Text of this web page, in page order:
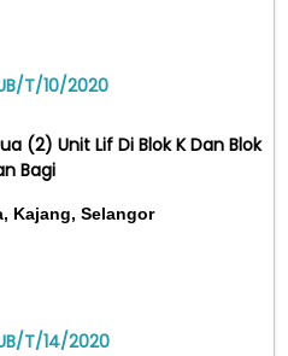
UB/T/10/2020
(2) Unit Lif Di Blok K Dan Blok
Bagi
Kajang, Selangor
UB/T/14/2020